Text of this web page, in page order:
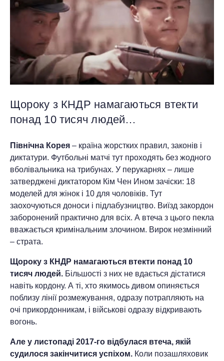
Щороку з КНДР намагаються втекти
понад 10 тисяч людей…
Північна Корея – країна жорстких правил, законів і
диктатури. Футбольні матчі тут проходять без жодного
вболівальника на трибунах. У перукарнях – лише
затверджені диктатором Кім Чен Ином зачіски: 18
моделей для жінок і 10 для чоловіків. Тут
заохочуються доноси і підлабузництво. Виїзд закордон
заборонений практично для всіх. А втеча з цього пекла
вважається кримінальним злочином. Вирок незмінний
– страта.
Щороку з КНДР намагаються втекти понад 10
тисяч людей. Більшості з них не вдається дістатися
навіть кордону. А ті, хто якимось дивом опиняється
поблизу лінії розмежування, одразу потрапляють на
очі прикордонникам, і військові одразу відкривають
вогонь.
Але у листопаді 2017-го відбулася втеча, якій
судилося закінчитися успіхом. Коли позашляховик